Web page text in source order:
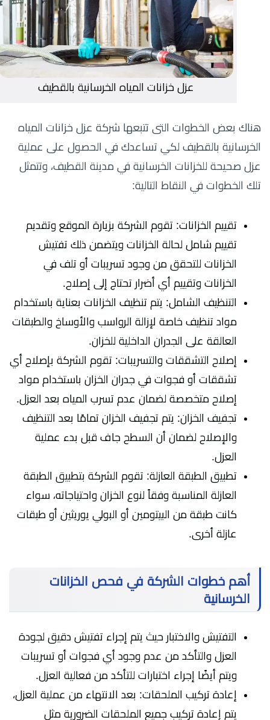
عزل خزانات المياه الخرسانية بالقطيف
هناك بعض الخطوات التى تتبعها شركة عزل خزانات المياه
الخرسانية بالقطيف لكي تساعدك في الحصول على عملية
عزل صحيحة للخزانات الخرسانية في مدينة القطيف، وتتمثل
تلك الخطوات في النقاط التالية:
تقييم الخزانات: تقوم الشركة بزيارة الموقع وتقديم
تقييم شامل لحالة الخزانات ويتضمن ذلك تفتيش
الخزانات للتحقق من وجود تسريبات أو تلف في
الخزانات وتقييم أي أضرار تحتاج إلى إصلاح.
التنظيف الشامل: يتم تنظيف الخزانات بعناية باستخدام
مواد تنظيف خاصة لإزالة الرواسب والأوساخ والطبقات
العالقة على الجدران الداخلية للخزان.
إصلاح التشققات والتسريبات: تقوم الشركة بإصلاح أي
تشققات أو فجوات في جدران الخزان باستخدام مواد
إصلاح متخصصة لضمان عدم تسرب المياه بعد العزل.
تجفيف الخزان: يتم تجفيف الخزان تمامًا بعد التنظيف
والإصلاح لضمان أن السطح جاف قبل بدء عملية
العزل.
تطبيق الطبقة العازلة: تقوم الشركة بتطبيق الطبقة
العازلة المناسبة وفقاً لنوع الخزان واحتياجاته، سواء
كانت طبقة من البيتومين أو البولي يوريثين أو طبقات
عازلة أخرى.
أهم خطوات الشركة في فحص الخزانات
الخرسانية
التفتيش والاختبار حيث يتم إجراء تفتيش دقيق لجودة
العزل والتأكد من عدم وجود أي فجوات أو تسريبات
ويتم أيضًا إجراء اختبارات للتأكد من فعالية العزل.
إعادة تركيب الملحقات: بعد الانتهاء من عملية العزل،
يتم إعادة تركيب جميع الملحقات الضرورية مثل